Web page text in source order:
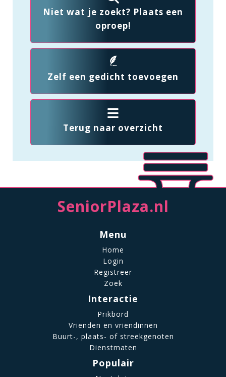
Niet wat je zoekt? Plaats een
oproep!
Zelf een gedicht toevoegen
Terug naar overzicht
SeniorPlaza.nl
Menu
Home
Login
Registreer
Zoek
Interactie
Prikbord
Vrienden en vriendinnen
Buurt-, plaats- of streekgenoten
Dienstmaten
Populair